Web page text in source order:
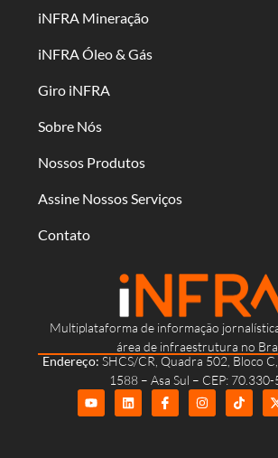
Multiplataforma de informação
área de infraestrutura no
Endereço: SHCS/CR, Quadra 502, Bloco
1588 – Asa Sul – CEP:
iNFRA Mineração
iNFRA Óleo & Gás
Giro iNFRA
Sobre Nós
Nossos Produtos
Assine Nossos Serviços
Contato